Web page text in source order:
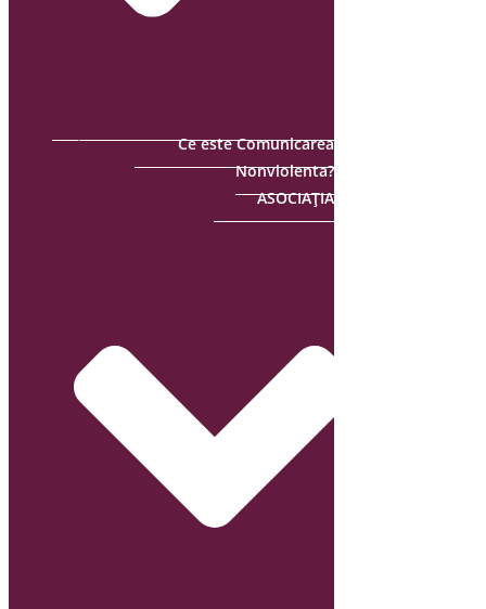
Ce este Comunicarea
Nonviolenta?
ASOCIAȚIA